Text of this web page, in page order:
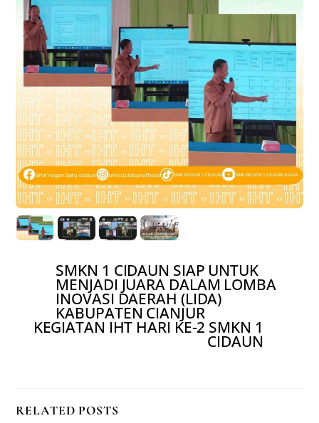
SMKN 1 CIDAUN SIAP UNTUK
MENJADI JUARA DALAM LOMBA
INOVASI DAERAH (LIDA)
KABUPATEN CIANJUR
KEGIATAN IHT HARI KE-2 SMKN 1
CIDAUN
RELATED POSTS